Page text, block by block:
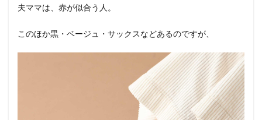
夫ママは、赤が似合う人。
このほか黒・ベージュ・サックスなどあるのですが、